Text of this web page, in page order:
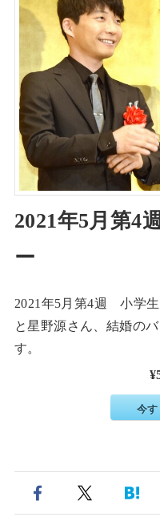
2021年5月第4
ー
2021年5月第4週 小学
と星野源さん、結婚の
す。
今す